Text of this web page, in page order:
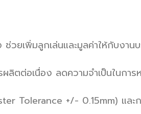
วยเพิ่มลูกเล่นและมูลค่าให้กับงา
ตต่อเนื่อง ลดความจำเป็นในการ
Tolerance +/- 0.15mm) และ